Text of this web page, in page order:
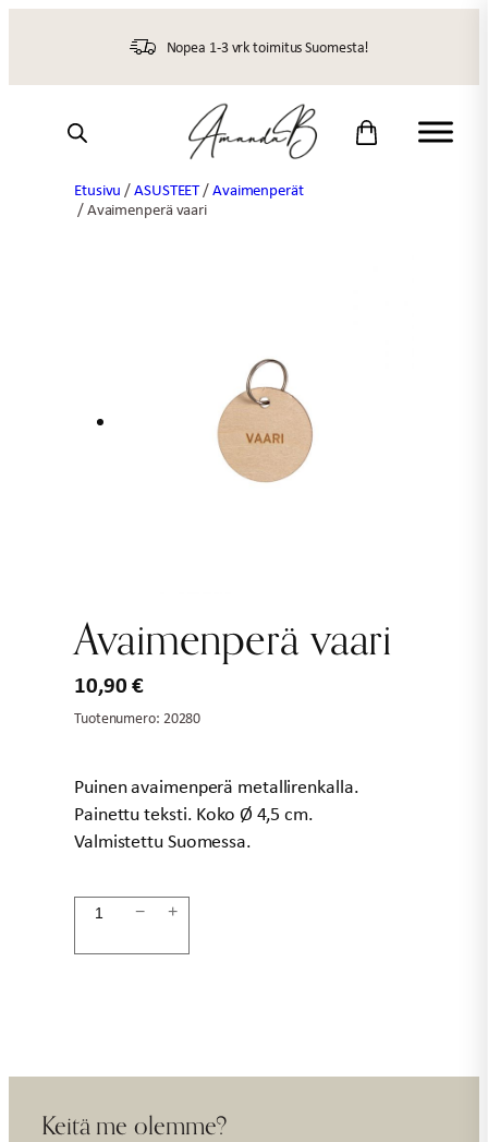
Nopea 1-3 vrk toimitus Suomesta!
Etusivu /ASUSTEET/Avaimenperät
/ Avaimenperä vaari
Avaimenperä vaari
10,90€
Tuotenumero: 20280
Puinen avaimenperä metallirenkalla.
Painettu teksti. Koko Ø 4,5 cm.
Valmistettu Suomessa.
Avaimenperä
− +
Keitä me olemme?